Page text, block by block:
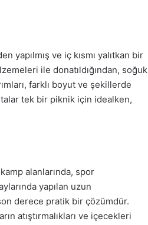
yapılmış ve iç kısmı yalıtkan bir
ile donatıldığından, soğuk
farklı boyut ve şekillerde
tek bir piknik için idealken,
alanlarında, spor
yapılan uzun
derece pratik bir çözümdür.
atıştırmalıkları ve içecekleri